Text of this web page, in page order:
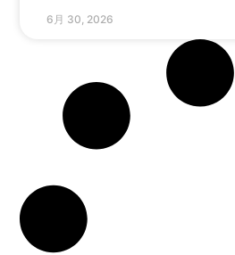
6月 30, 2026